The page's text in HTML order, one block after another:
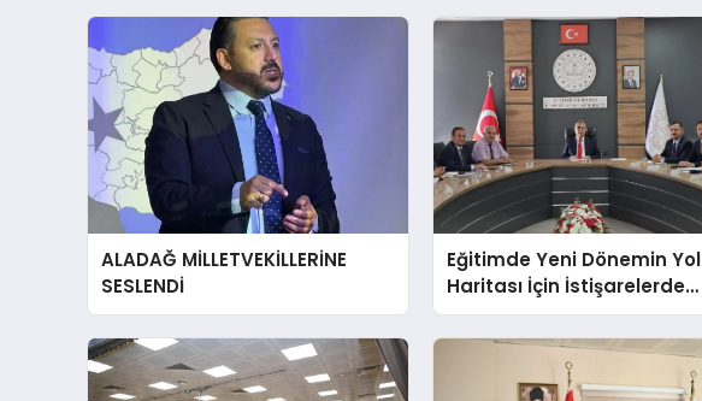
ALADAĞ MİLLETVEKİLLERİNE
SESLENDİ
Eğitimde Yeni Dönemin Yol
Haritası İçin İstişarelerde
Bulunuldu